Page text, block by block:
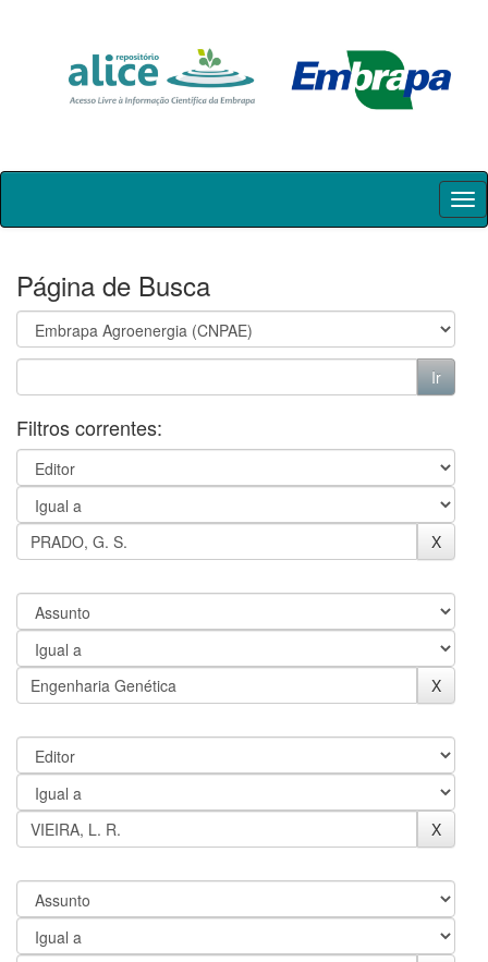
Skip
Página de Busca
Filtros correntes: